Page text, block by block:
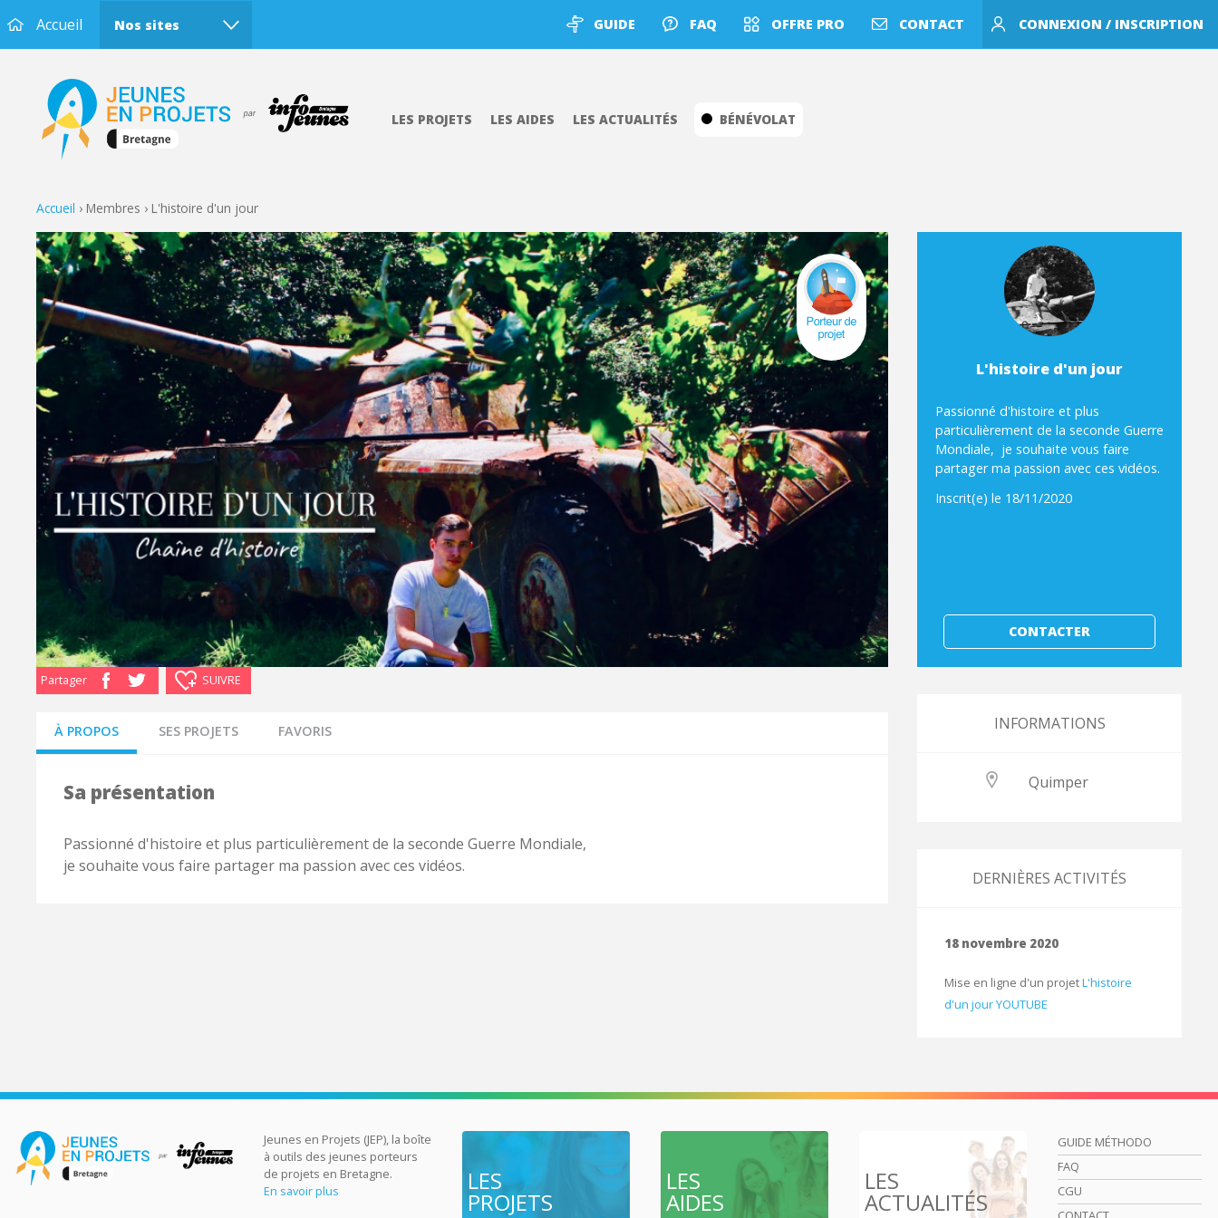
Accueil Nos sites GUIDE FAQ OFFRE PRO CONTACT CONNEXION / INSCRIPTION
LES PROJETS LES AIDES LES ACTUALITÉS BÉNÉVOLAT
Accueil › Membres › L'histoire d'un jour
Partager SUIVRE
L'histoire d'un jour
Passionné d'histoire et plus
particulièrement de la seconde Guerre
Mondiale, je souhaite vous faire
partager ma passion avec ces vidéos.
Inscrit(e) le 18/11/2020
CONTACTER
À PROPOS SES PROJETS FAVORIS
Sa présentation
Passionné d'histoire et plus particulièrement de la seconde Guerre Mondiale,
je souhaite vous faire partager ma passion avec ces vidéos.
INFORMATIONS
Quimper
DERNIÈRES ACTIVITÉS
18 novembre 2020
Mise en ligne d'un projetL'histoire
d'un jour YOUTUBE
Jeunes en Projets (JEP), la boîte
à outils des jeunes porteurs
de projets en Bretagne.
En savoir plus
LES
PROJETS
LES
AIDES
LES
ACTUALITÉS
GUIDE MÉTHODO
FAQ
CGU